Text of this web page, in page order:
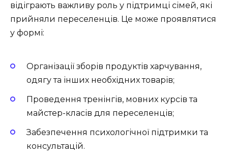
відіграють важливу роль у підтримці сімей, які
прийняли переселенців. Це може проявлятися
у формі:
Організації зборів продуктів харчування,
одягу та інших необхідних товарів;
Проведення тренінгів, мовних курсів та
майстер-класів для переселенців;
Забезпечення психологічної підтримки та
консультацій.